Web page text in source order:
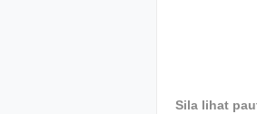
Sila lihat